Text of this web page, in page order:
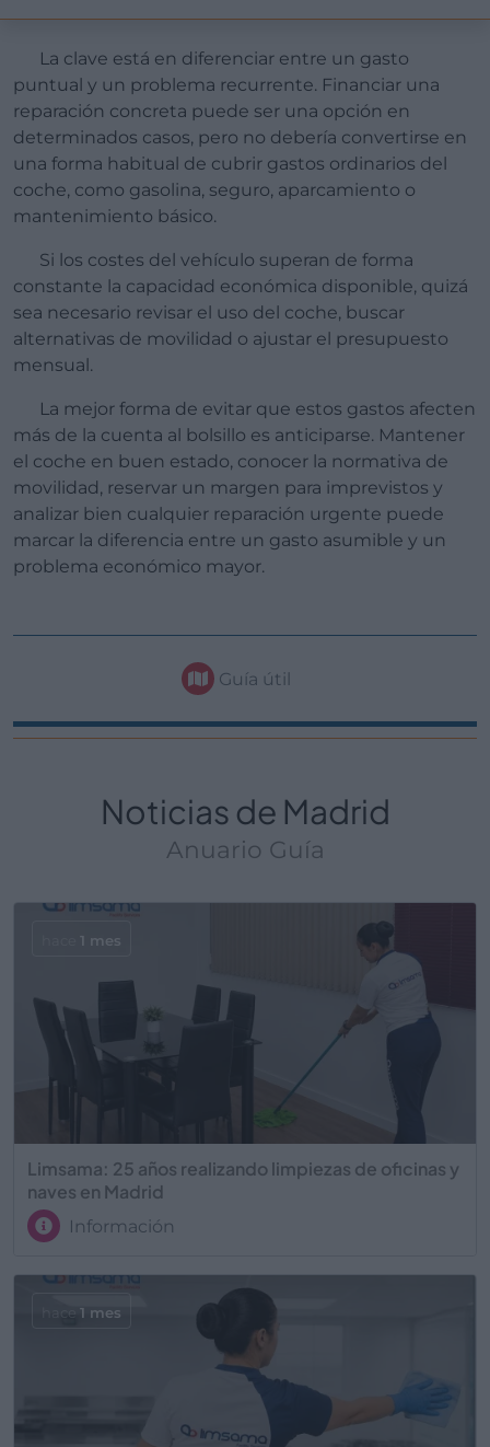
La clave está en diferenciar entre un gasto
puntual y un problema recurrente. Financiar una
reparación concreta puede ser una opción en
determinados casos, pero no debería convertirse en
una forma habitual de cubrir gastos ordinarios del
coche, como gasolina, seguro, aparcamiento o
mantenimiento básico.
Si los costes del vehículo superan de forma
constante la capacidad económica disponible, quizá
sea necesario revisar el uso del coche, buscar
alternativas de movilidad o ajustar el presupuesto
mensual.
La mejor forma de evitar que estos gastos afecten
más de la cuenta al bolsillo es anticiparse. Mantener
el coche en buen estado, conocer la normativa de
movilidad, reservar un margen para imprevistos y
analizar bien cualquier reparación urgente puede
marcar la diferencia entre un gasto asumible y un
problema económico mayor.
Guía útil
Noticias de Madrid
Anuario Guía
Limsama: 25 años realizando limpiezas de oficinas y
naves en Madrid
Información
1 mes
hace 1 mes